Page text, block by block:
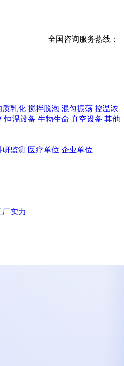
全国咨询服务热线：
质乳化 搅拌脱泡 混匀振荡 控温浓
恒温设备 生物生命 真空设备 其他
研监测 医疗单位 企业单位
厂实力